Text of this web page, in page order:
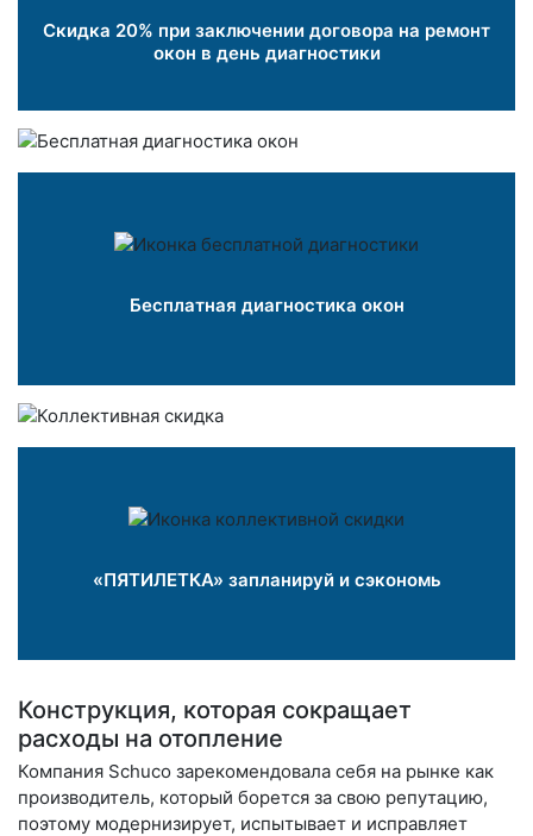
Скидка 20% при заключении договора на ремонт
окон в день диагностики
Бесплатная диагностика окон
«ПЯТИЛЕТКА» запланируй и сэкономь
Конструкция, которая сокращает
расходы на отопление
Компания Schuco зарекомендовала себя на рынке как
производитель, который борется за свою репутацию,
поэтому модернизирует, испытывает и исправляет